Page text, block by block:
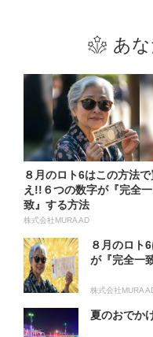
あ
８月のロト6はこの方法で
え!!６つの数字が『完全一
致』する方法
株式会社MURA AD
８月のロト
が『完全一
株式会社MURA
夏のおでか